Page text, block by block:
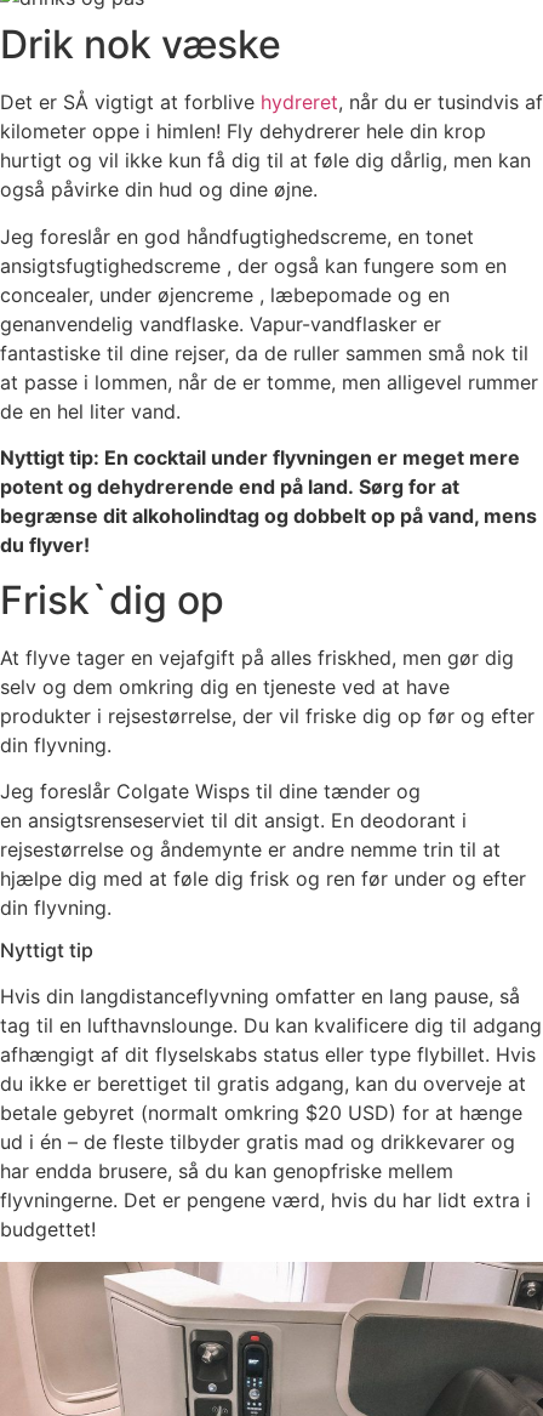
Drik nok væske
Det er SÅ vigtigt at forblive hydreret, når du er tusindvis af
kilometer oppe i himlen! Fly dehydrerer hele din krop
hurtigt og vil ikke kun få dig til at føle dig dårlig, men kan
også påvirke din hud og dine øjne.
Jeg foreslår en god håndfugtighedscreme, en tonet
ansigtsfugtighedscreme , der også kan fungere som en
concealer, under øjencreme , læbepomade og en
genanvendelig vandflaske. Vapur-vandflasker er
fantastiske til dine rejser, da de ruller sammen små nok til
at passe i lommen, når de er tomme, men alligevel rummer
de en hel liter vand.
Nyttigt tip: En cocktail under flyvningen er meget mere
potent og dehydrerende end på land. Sørg for at
begrænse dit alkoholindtag og dobbelt op på vand, mens
du flyver!
Frisk`dig op
At flyve tager en vejafgift på alles friskhed, men gør dig
selv og dem omkring dig en tjeneste ved at have
produkter i rejsestørrelse, der vil friske dig op før og efter
din flyvning.
Jeg foreslår Colgate Wisps til dine tænder og
en ansigtsrenseserviet til dit ansigt. En deodorant i
rejsestørrelse og åndemynte er andre nemme trin til at
hjælpe dig med at føle dig frisk og ren før under og efter
din flyvning.
Nyttigt tip
Hvis din langdistanceflyvning omfatter en lang pause, så
tag til en lufthavnslounge. Du kan kvalificere dig til adgang
afhængigt af dit flyselskabs status eller type flybillet. Hvis
du ikke er berettiget til gratis adgang, kan du overveje at
betale gebyret (normalt omkring $20 USD) for at hænge
ud i én – de fleste tilbyder gratis mad og drikkevarer og
har endda brusere, så du kan genopfriske mellem
flyvningerne. Det er pengene værd, hvis du har lidt extra i
budgettet!